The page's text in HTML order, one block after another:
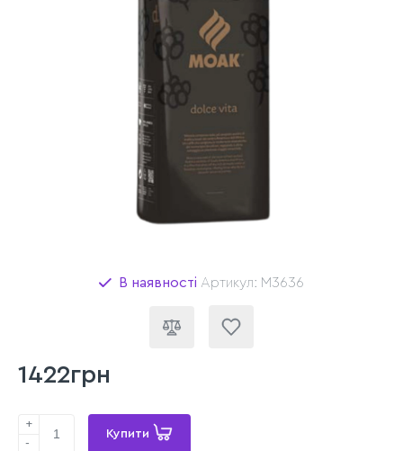
В наявності Артикул: M3636
1422грн
+
-
Купити